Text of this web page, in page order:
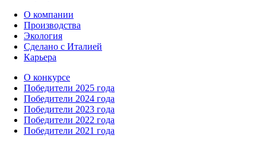
О компании
Производства
Экология
Сделано с Италией
Карьера
О конкурсе
Победители 2025 года
Победители 2024 года
Победители 2023 года
Победители 2022 года
Победители 2021 года